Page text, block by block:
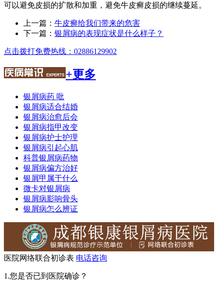
可以避免皮损的扩散和加重，避免牛皮癣皮损的继续蔓延。
上一篇： 牛皮癣给我们带来的危害
下一篇： 银屑病的表现症状是什么样子？
点击拨打免费热线：02886129902
+更多
银屑病药 吡
银屑病适合结婚
银屑病治愈后会
银屑病指甲改变
银屑病护士护理
银屑病引起心肌
科普银屑病药物
银屑病偏方治好
银屑甲属于什么
微卡对银屑病
银屑病影响骨头
银屑病怎么辨证
医院网络联合初诊表 电话咨询
1.您是否已到医院确诊？